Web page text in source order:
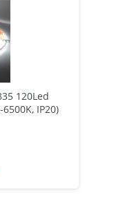
120Led
IP20)